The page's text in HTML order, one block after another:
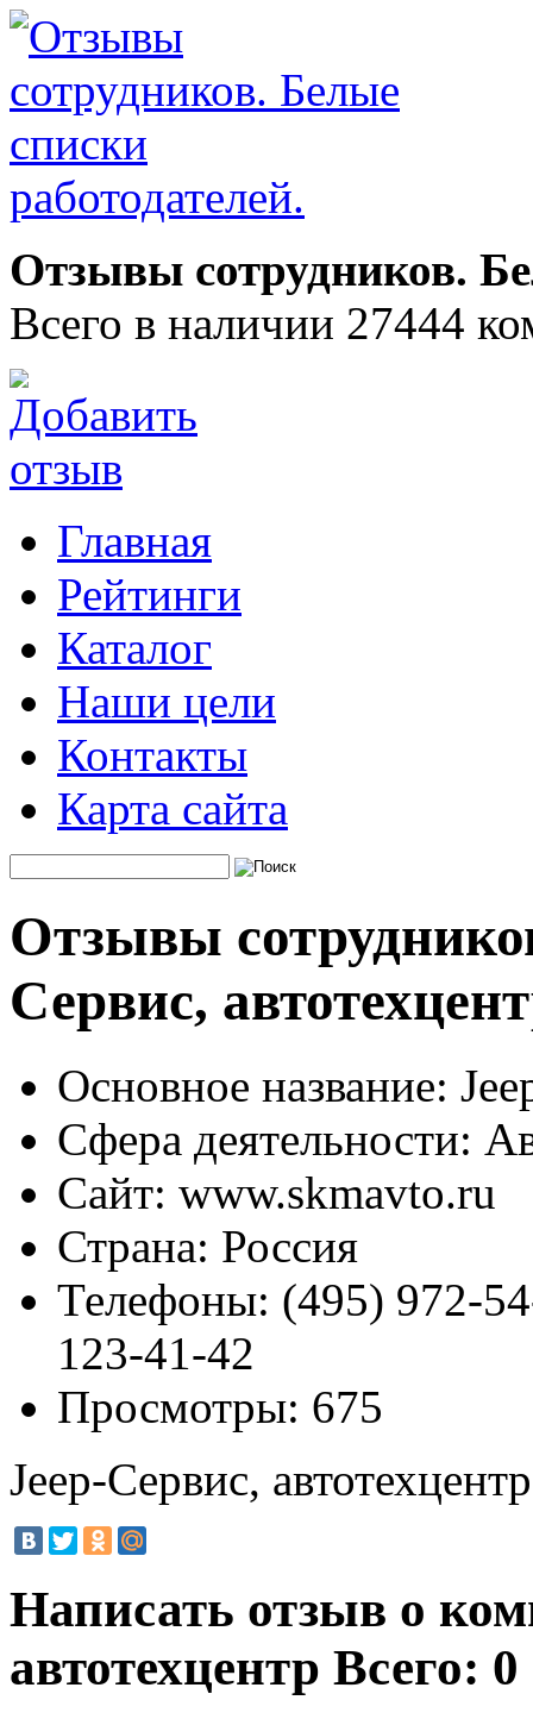
Отзывы сотрудников.
Всего в наличии 27444
Главная
Рейтинги
Каталог
Наши цели
Контакты
Карта сайта
Отзывы
Сервис,
Основное название:
Сфера деятельности:
Сайт: www.skmavto.ru
Страна: Россия
Телефоны: (495) 972-
123-41-42
Просмотры: 675
Jeep-Сервис, автотехцентр
Написать отзыв о
автотехцентр Всего: 0